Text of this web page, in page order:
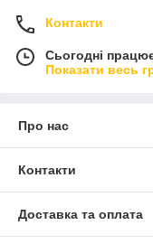
Контакти
Сьогодні
Показати весь
Про нас
Контакти
Доставка та оплата